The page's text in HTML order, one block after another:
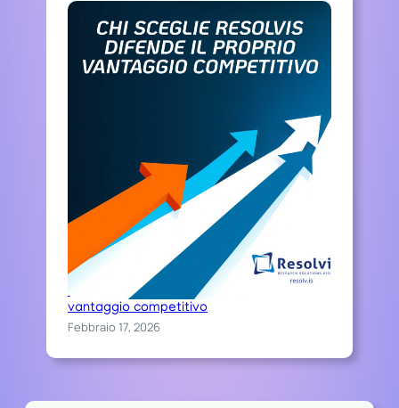
Chi sceglie Resolvis difende il proprio
vantaggio competitivo
Febbraio 17, 2026